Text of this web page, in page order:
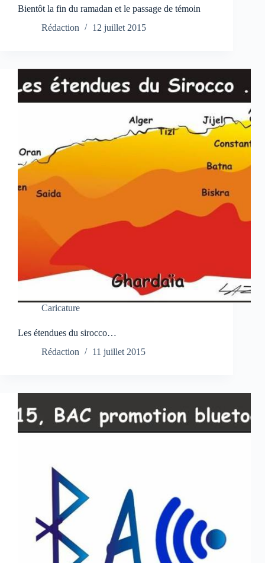
Bientôt la fin du ramadan et le passage de témoin
Rédaction
12 juillet 2015
Caricature
Les étendues du sirocco…
Rédaction
11 juillet 2015